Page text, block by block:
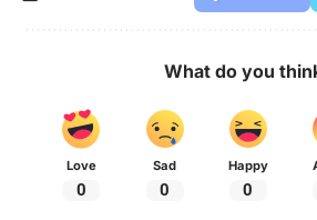
What do you
Love
0
Sad
0
Happy
0